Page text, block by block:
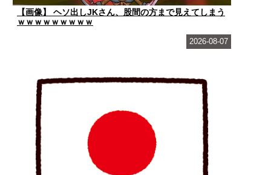
【画像】 ヘソ出しJKさん、股間の方まで見えてしまう
ｗｗｗｗｗｗｗｗｗ
2026-08-07